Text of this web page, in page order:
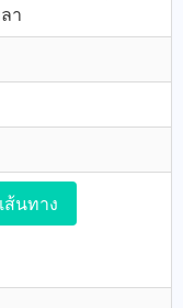
า
เส้นทาง